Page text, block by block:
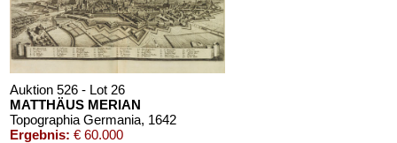
Auktion 526 - Lot 26
MATTHÄUS MERIAN
Topographia Germania, 1642
Ergebnis: € 60.000